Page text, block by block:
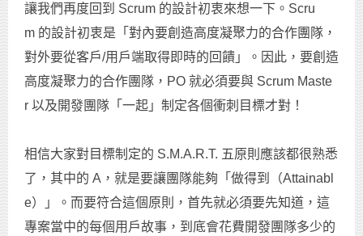
讓我們再度回到 Scrum 的設計初衷來想一下。Scru
m 的設計初衷是「對內要創造高度凝聚力的合作團隊，
對外要從客戶/用戶端取得即時的回饋」。因此，要創造
高度凝聚力的合作團隊，PO 就必須要與 Scrum Maste
r 以及開發團隊「一起」制定各個衝刺目標才對！
相信大家對目標制定的 S.M.A.R.T. 五原則應該都很熟悉
了，其中的 A，就是要讓團隊能夠「做得到（Attainabl
e）」。而要符合這個原則，首先就必須要先知道，這
專案當中的每個用戶故事，到底會花費開發團隊多少的